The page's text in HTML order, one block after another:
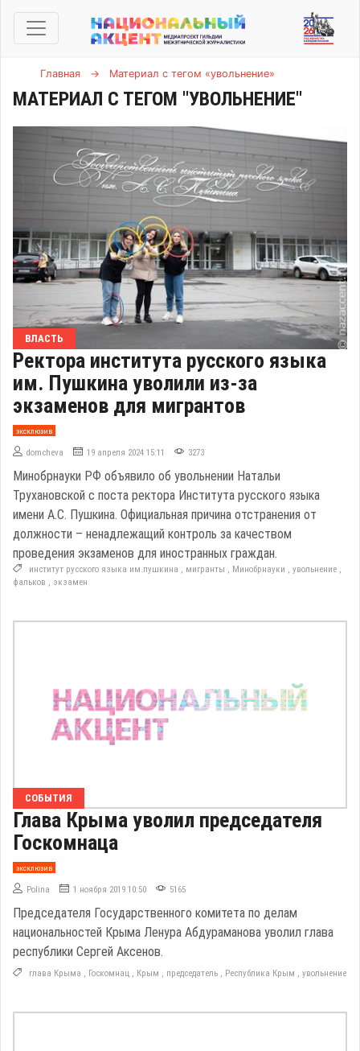
Главная → Материал с тегом «увольнение»
МАТЕРИАЛ С ТЕГОМ "УВОЛЬНЕНИЕ"
ВЛАСТЬ
Ректора института русского языка
им. Пушкина уволили из-за
экзаменов для мигрантов
эксклюзив
domcheva 19 апреля 2024 15:11 3273
Минобрнауки РФ объявило об увольнении Натальи
Трухановской с поста ректора Института русского языка
имени А.С. Пушкина. Официальная причина отстранения от
должности – ненадлежащий контроль за качеством
проведения экзаменов для иностранных граждан.
институт русского языка им.пушкина , мигранты , Минобрнауки , увольнение ,
фальков , экзамен
СОБЫТИЯ
Глава Крыма уволил председателя
Госкомнаца
эксклюзив
Polina 1 ноября 2019 10:50 5165
Председателя Государственного комитета по делам
национальностей Крыма Ленура Абдураманова уволил глава
республики Сергей Аксенов.
глава Крыма , Госкомнац , Крым , председатель , Республика Крым , увольнение